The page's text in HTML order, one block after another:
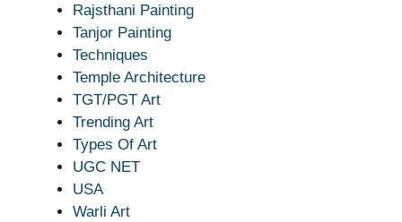
Rajsthani Painting
Tanjor Painting
Techniques
Temple Architecture
TGT/PGT Art
Trending Art
Types Of Art
UGC NET
USA
Warli Art